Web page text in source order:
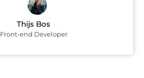
Thijs Bos
Front-end Developer